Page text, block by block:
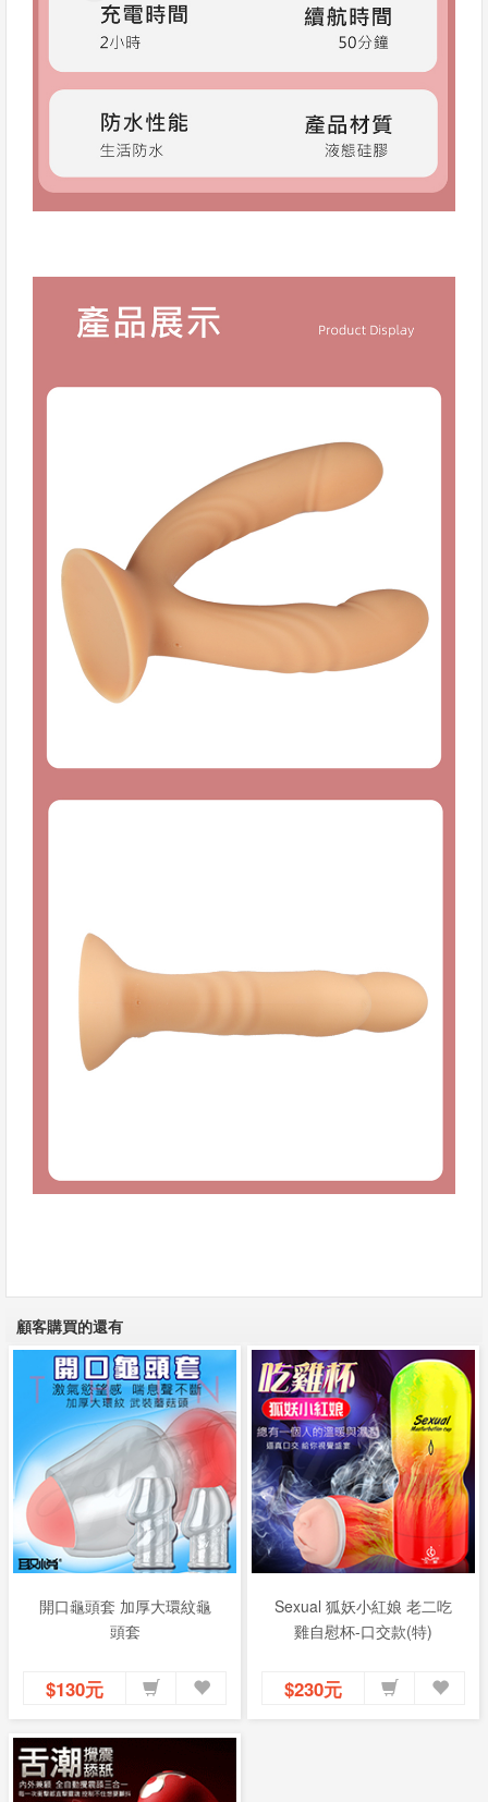
顧客購買的還有
開口龜頭套 加厚大環紋龜
頭套
$130元
Sexual 狐妖小紅娘 老二吃
雞自慰杯-口交款(特)
$230元